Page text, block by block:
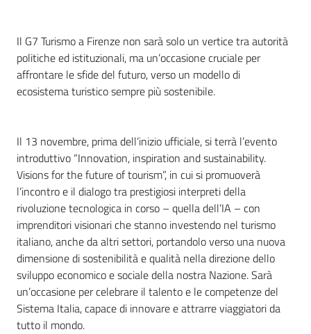
Il G7 Turismo a Firenze non sarà solo un vertice tra autorità
politiche ed istituzionali, ma un’occasione cruciale per
affrontare le sfide del futuro, verso un modello di
ecosistema turistico sempre più sostenibile.
Il 13 novembre, prima dell’inizio ufficiale, si terrà l’evento
introduttivo “Innovation, inspiration and sustainability.
Visions for the future of tourism”, in cui si promuoverà
l’incontro e il dialogo tra prestigiosi interpreti della
rivoluzione tecnologica in corso – quella dell’IA – con
imprenditori visionari che stanno investendo nel turismo
italiano, anche da altri settori, portandolo verso una nuova
dimensione di sostenibilità e qualità nella direzione dello
sviluppo economico e sociale della nostra Nazione. Sarà
un’occasione per celebrare il talento e le competenze del
Sistema Italia, capace di innovare e attrarre viaggiatori da
tutto il mondo.